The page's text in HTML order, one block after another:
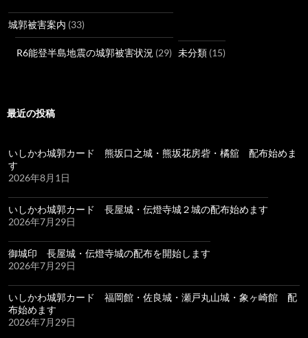
城郭被害案内 (33)
R6能登半島地震の城郭被害状況 (29) 未分類 (15)
最近の投稿
いしかわ城郭カード 熊坂口之城・熊坂花房砦・橘舘 配布始めま
す
2026年8月1日
いしかわ城郭カード 長屋城・伝燈寺城２城の配布始めます
2026年7月29日
御城印 長屋城・伝燈寺城の配布を開始します
2026年7月29日
いしかわ城郭カード 福岡館・佐良城・瀬戸丸山城・象ヶ崎館 配
布始めます
2026年7月29日